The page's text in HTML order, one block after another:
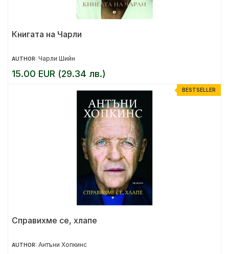
Книгата на Чарли
AUTHOR: Чарли Шийн
15.00 EUR (29.34 лв.)
BESTSELLER
Справихме се, хлапе
AUTHOR: Антъни Хопкинс